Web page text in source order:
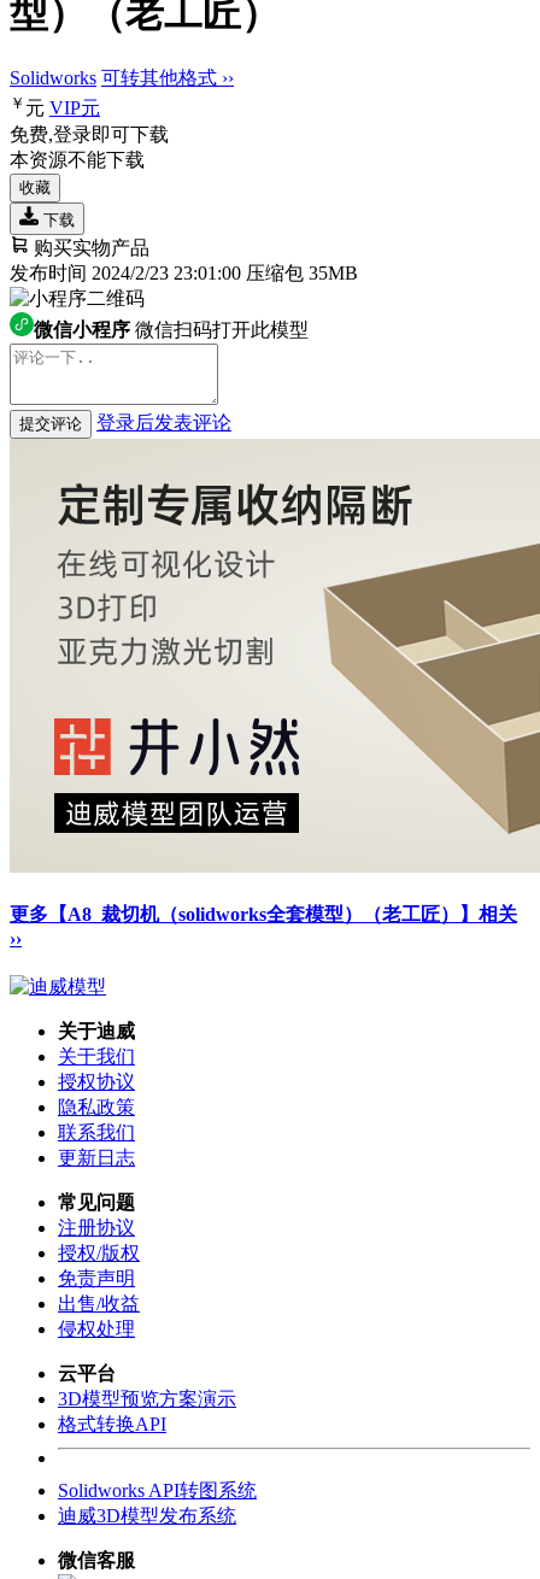
型）（老工匠）
Solidworks 可转其他格式 ››
￥ 元 VIP元
免费,登录即可下载
本资源不能下载
收藏
下载
购买实物产品
发布时间 2024/2/23 23:01:00 压缩包 35MB
微信小程序 微信扫码打开此模型
提交评论 登录后发表评论
更多【A8_裁切机（solidworks全套模型）（老工匠）】相关
››
关于迪威
关于我们
授权协议
隐私政策
联系我们
更新日志
常见问题
注册协议
授权/版权
免责声明
出售/收益
侵权处理
云平台
3D模型预览方案演示
格式转换API
Solidworks API转图系统
迪威3D模型发布系统
微信客服